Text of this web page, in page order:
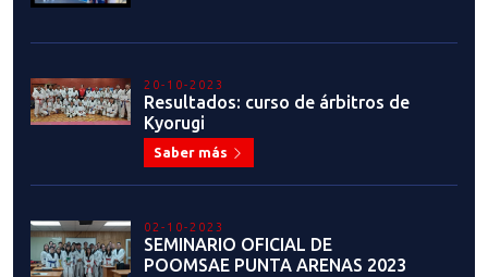
20-10-2023
Resultados: curso de árbitros de
Kyorugi
Saber más
02-10-2023
SEMINARIO OFICIAL DE
POOMSAE PUNTA ARENAS 2023